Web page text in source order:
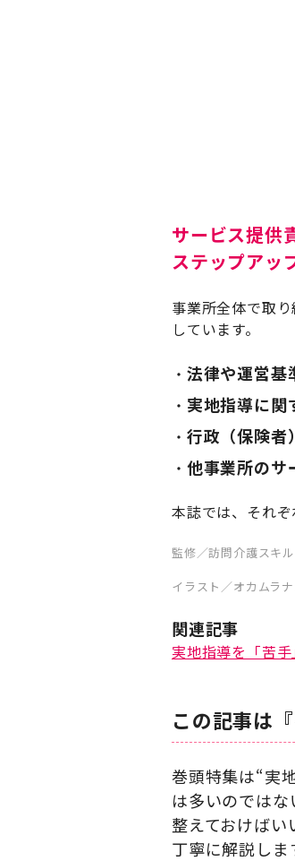
サービス提供
ステップアッ
事業所全体で取
しています。
法律や運営基
実地指導に関
行政（保険者
他事業所のサ
本誌では、それ
監修／訪問介護スキ
イラスト／オカムラナ
関連記事
実地指導を「苦
この記事は
巻頭特集は“実
は多いのでは
整えておけば
丁寧に解説しま